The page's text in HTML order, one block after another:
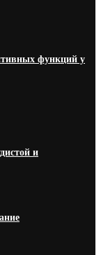
функций у
и